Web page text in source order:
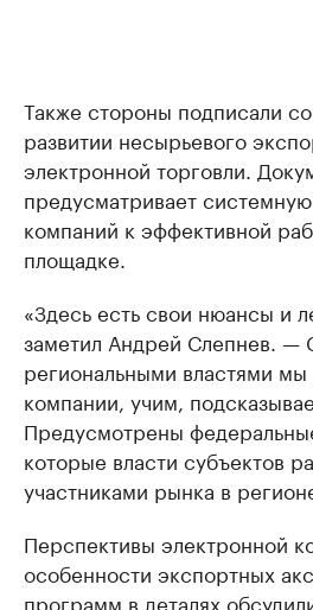
Также стороны подписали
развитии несырьевого
электронной торговли.
предусматривает
компаний к эффективной
площадке.
«Здесь есть свои нюансы и
заметил Андрей Слепнев. —
региональными властями
компании, учим,
Предусмотрены
которые власти субъектов
участниками рынка в
Перспективы электронной
особенности экспортных
программ в деталях